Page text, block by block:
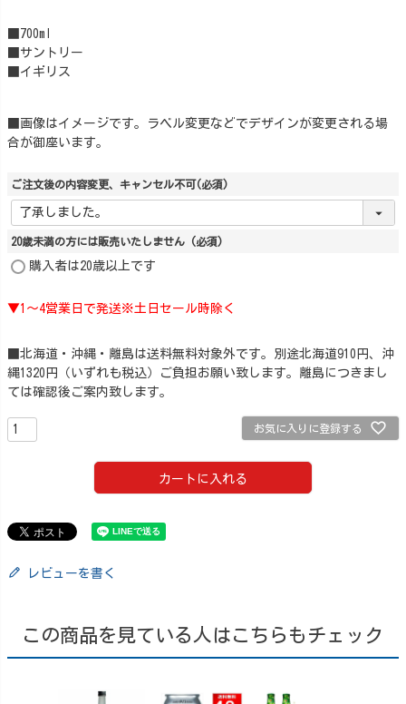
■700ml
■サントリー
■イギリス
■画像はイメージです。ラベル変更などでデザインが変更される場
合が御座います。
ご注文後の内容変更、キャンセル不可(必須)
20歳未満の方には販売いたしません (必須)
購入者は20歳以上です
▼1～4営業日で発送※土日セール時除く
■北海道・沖縄・離島は送料無料対象外です。別途北海道910円、沖
縄1320円（いずれも税込）ご負担お願い致します。離島につきまし
ては確認後ご案内致します。
お気に入りに登録する
カートに入れる
レビューを書く
この商品を見ている人はこちらもチェック